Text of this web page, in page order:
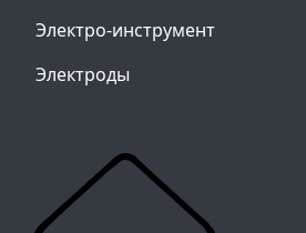
Электро-инструмент
Электроды